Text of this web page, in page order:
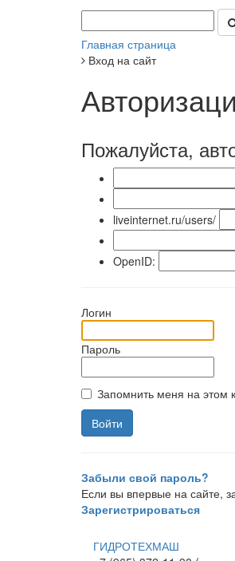
Главная страница
Вход на сайт
Пожалуйста,
liveinternet.ru/users/
OpenID:
Логин
Пароль
Запомнить меня на этом
Забыли свой пароль?
Если вы впервые на сайте,
Зарегистрироваться
ГИДРОТЕХМАШ